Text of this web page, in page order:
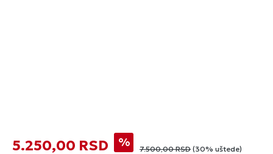
5.250,00 RSD % 7.500,00 RSD (30% uštede)